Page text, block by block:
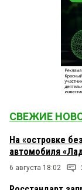
СВЕЖИЕ
На «островке
автомобиля
6 августа 18:02